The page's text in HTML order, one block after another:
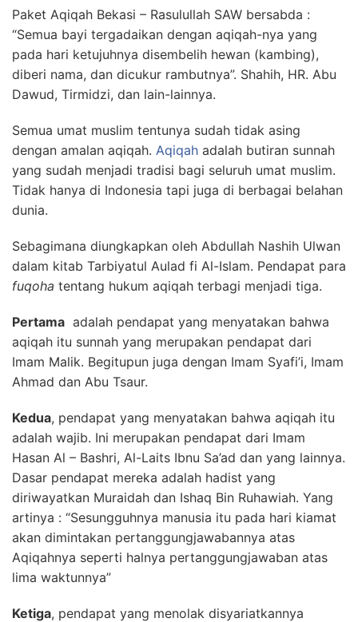
Paket Aqiqah Bekasi – Rasulullah SAW bersabda :
“Semua bayi tergadaikan dengan aqiqah-nya yang
pada hari ketujuhnya disembelih hewan (kambing),
diberi nama, dan dicukur rambutnya”. Shahih, HR. Abu
Dawud, Tirmidzi, dan lain-lainnya.
Semua umat muslim tentunya sudah tidak asing
dengan amalan aqiqah. Aqiqah adalah butiran sunnah
yang sudah menjadi tradisi bagi seluruh umat muslim.
Tidak hanya di Indonesia tapi juga di berbagai belahan
dunia.
Sebagimana diungkapkan oleh Abdullah Nashih Ulwan
dalam kitab Tarbiyatul Aulad fi Al-Islam. Pendapat para
fuqoha tentang hukum aqiqah terbagi menjadi tiga.
Pertama adalah pendapat yang menyatakan bahwa
aqiqah itu sunnah yang merupakan pendapat dari
Imam Malik. Begitupun juga dengan Imam Syafi’i, Imam
Ahmad dan Abu Tsaur.
Kedua, pendapat yang menyatakan bahwa aqiqah itu
adalah wajib. Ini merupakan pendapat dari Imam
Hasan Al – Bashri, Al-Laits Ibnu Sa’ad dan yang lainnya.
Dasar pendapat mereka adalah hadist yang
diriwayatkan Muraidah dan Ishaq Bin Ruhawiah. Yang
artinya : “Sesungguhnya manusia itu pada hari kiamat
akan dimintakan pertanggungjawabannya atas
Aqiqahnya seperti halnya pertanggungjawaban atas
lima waktunnya”
Ketiga, pendapat yang menolak disyariatkannya